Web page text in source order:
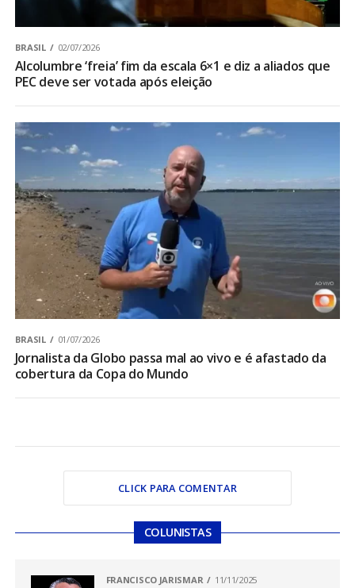
BRASIL 02/07/2026
Alcolumbre ‘freia’ fim da escala 6×1 e diz a aliados que
PEC deve ser votada após eleição
BRASIL 01/07/2026
Jornalista da Globo passa mal ao vivo e é afastado da
cobertura da Copa do Mundo
CLICK PARA COMENTAR
COLUNISTAS
FRANCISCO JARISMAR 11/11/2025